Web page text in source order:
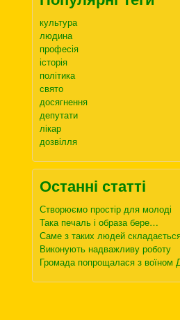
культура
людина
професія
історія
політика
свято
досягнення
депутати
лікар
дозвілля
Останні статті
Створюємо простір для молоді
Така печаль і образа бере…
Саме з таких людей
Виконують надважливу роботу
Громада попрощалася з воїном